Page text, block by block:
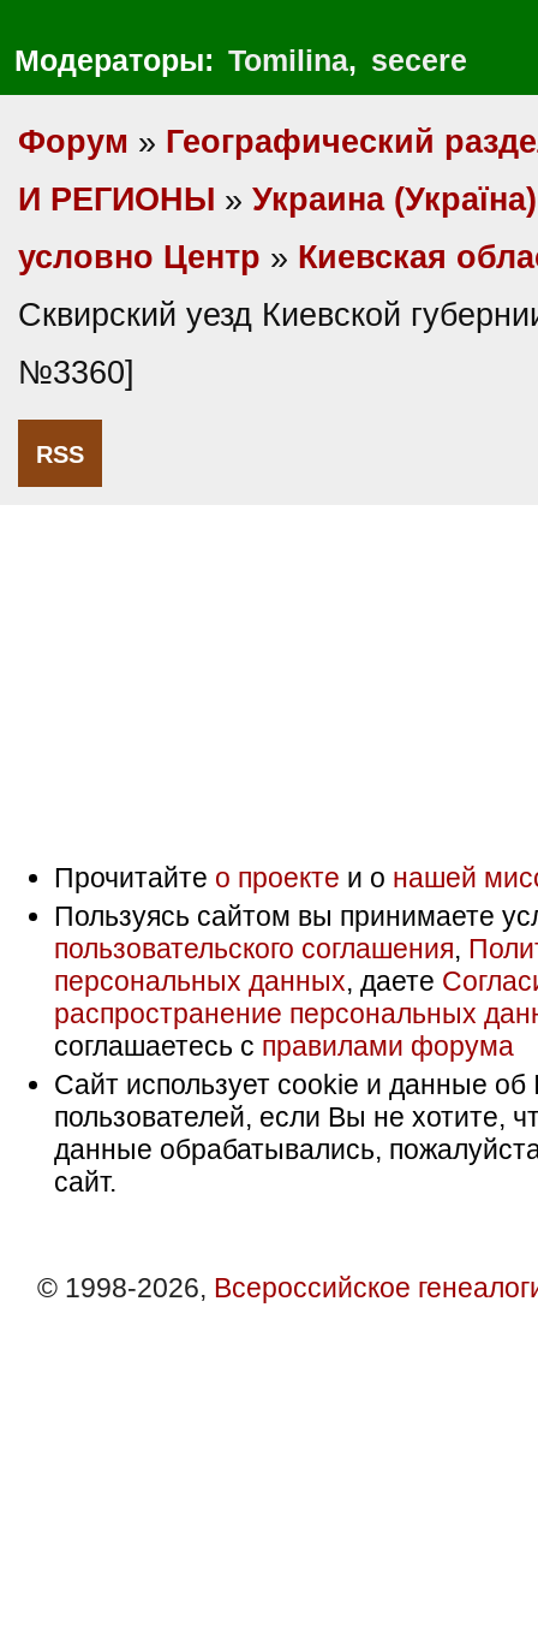
Модераторы: Tomilina, secere
Форум » Географический
И РЕГИОНЫ » Украина (Україна)
условно Центр » Киевская
Сквирский уезд Киевской
№3360]
RSS
Прочитайте о проекте и о нашей
Пользуясь сайтом вы принимаете
пользовательского соглашения,
персональных данных, даете
распространение персональных
соглашаетесь с правилами форума
Сайт использует cookie и данные об
пользователей, если Вы не хотите,
данные обрабатывались,
сайт.
© 1998-2026, Всероссийское